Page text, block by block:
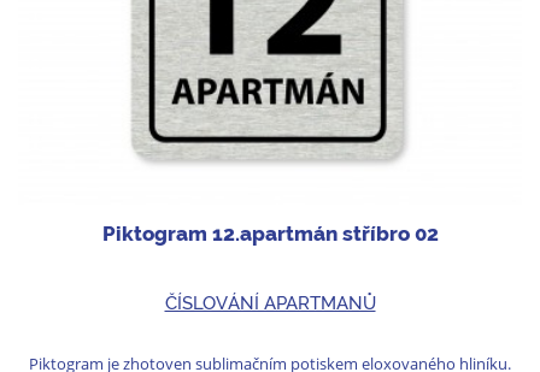
Piktogram 12.apartmán stříbro 02
ČÍSLOVÁNÍ APARTMANŮ
Piktogram je zhotoven sublimačním potiskem eloxovaného hliníku.